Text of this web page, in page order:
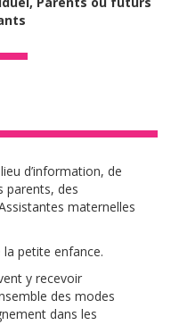
d’information, de
parents, des
maternelles
petite enfance.
y recevoir
des modes
dans les